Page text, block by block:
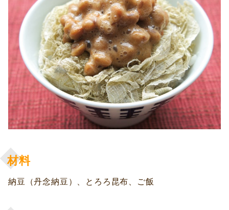
材料
納豆（丹念納豆）、とろろ昆布、ご飯